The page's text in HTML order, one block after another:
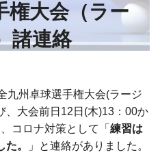
権大会（ラー
諸連絡
九州卓球選手権大会(ラージ
、大会前日12日(木)13：00か
コロナ対策として「 練習は
。
」と連絡がありました。